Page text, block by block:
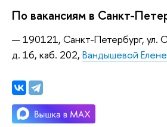
По вакансиям в Санкт-
190121, Санкт-Петербург, ул.
д. 16, каб. 202, Вандышевой